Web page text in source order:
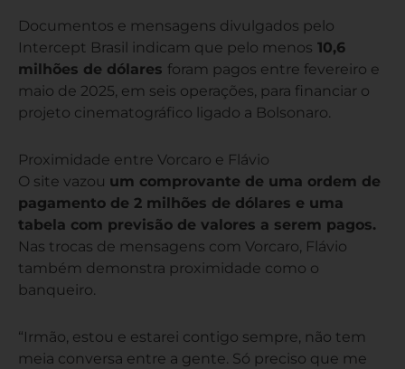
Documentos e mensagens divulgados pelo
Intercept Brasil indicam que pelo menos 10,6
milhões de dólares foram pagos entre fevereiro e
maio de 2025, em seis operações, para financiar o
projeto cinematográfico ligado a Bolsonaro.
Proximidade entre Vorcaro e Flávio
O site vazou um comprovante de uma ordem de
pagamento de 2 milhões de dólares e uma
tabela com previsão de valores a serem pagos.
Nas trocas de mensagens com Vorcaro, Flávio
também demonstra proximidade como o
banqueiro.
“Irmão, estou e estarei contigo sempre, não tem
meia conversa entre a gente. Só preciso que me